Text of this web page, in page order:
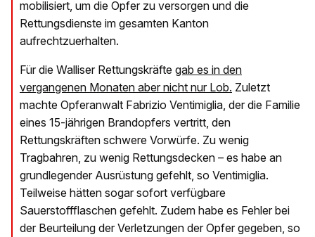
mobilisiert, um die Opfer zu versorgen und die
Rettungsdienste im gesamten Kanton
aufrechtzuerhalten.
Für die Walliser Rettungskräfte gab es in den
vergangenen Monaten aber nicht nur Lob. Zuletzt
machte Opferanwalt Fabrizio Ventimiglia, der die Familie
eines 15-jährigen Brandopfers vertritt, den
Rettungskräften schwere Vorwürfe. Zu wenig
Tragbahren, zu wenig Rettungsdecken – es habe an
grundlegender Ausrüstung gefehlt, so Ventimiglia.
Teilweise hätten sogar sofort verfügbare
Sauerstoffflaschen gefehlt. Zudem habe es Fehler bei
der Beurteilung der Verletzungen der Opfer gegeben, so